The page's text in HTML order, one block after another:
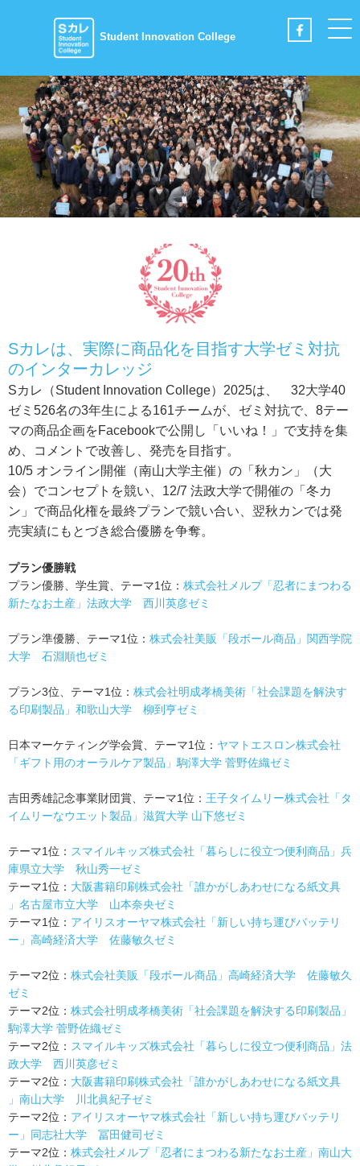
Student Innovation College
Sカレは、実際に商品化を目指す大学ゼミ対抗
のインターカレッジ
Sカレ（Student Innovation College）2025は、 32大学40
ゼミ526名の3年生による161チームが、ゼミ対抗で、8テー
マの商品企画をFacebookで公開し「いいね！」で支持を集
め、コメントで改善し、発売を目指す。
10/5 オンライン開催（南山大学主催）の「秋カン」（大
会）でコンセプトを競い、12/7 法政大学で開催の「冬カ
ン」で商品化権を最終プランで競い合い、翌秋カンでは発
売実績にもとづき総合優勝を争奪。
プラン優勝戦
プラン優勝、学生賞、テーマ1位： 株式会社メルプ「忍者にまつわる
新たなお土産」法政大学 西川英彦ゼミ
プラン準優勝、テーマ1位： 株式会社美販「段ボール商品」関西学院
大学 石淵順也ゼミ
プラン3位、テーマ1位： 株式会社明成孝橋美術「社会課題を解決す
る印刷製品」和歌山大学 柳到亨ゼミ
日本マーケティング学会賞、テーマ1位： ヤマトエスロン株式会社
「ギフト用のオーラルケア製品」駒澤⼤学 菅野佐織ゼミ
吉田秀雄記念事業財団賞、テーマ1位： 王子タイムリー株式会社「タ
イムリーなウエット製品」滋賀大学 山下悠ゼミ
テーマ1位： スマイルキッズ株式会社「暮らしに役立つ便利商品」兵
庫県立大学 秋山秀一ゼミ
テーマ1位： 大阪書籍印刷株式会社「誰かがしあわせになる紙文具
」名古屋市立大学 山本奈央ゼミ
テーマ1位： アイリスオーヤマ株式会社「新しい持ち運びバッテリ
ー」高崎経済⼤学 佐藤敏久ゼミ
テーマ2位： 株式会社美販「段ボール商品」高崎経済⼤学 佐藤敏久
ゼミ
テーマ2位： 株式会社明成孝橋美術「社会課題を解決する印刷製品」
駒澤⼤学 菅野佐織ゼミ
テーマ2位： スマイルキッズ株式会社「暮らしに役立つ便利商品」法
政大学 西川英彦ゼミ
テーマ2位： 大阪書籍印刷株式会社「誰かがしあわせになる紙文具
」南山大学 川北眞紀子ゼミ
テーマ2位： アイリスオーヤマ株式会社「新しい持ち運びバッテリ
ー」同志社大学 冨田健司ゼミ
テーマ2位： 株式会社メルプ「忍者にまつわる新たなお土産」南山大